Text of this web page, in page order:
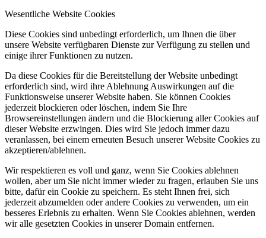
Wesentliche Website Cookies
Diese Cookies sind unbedingt erforderlich, um Ihnen die über
unsere Website verfügbaren Dienste zur Verfügung zu stellen und
einige ihrer Funktionen zu nutzen.
Da diese Cookies für die Bereitstellung der Website unbedingt
erforderlich sind, wird ihre Ablehnung Auswirkungen auf die
Funktionsweise unserer Website haben. Sie können Cookies
jederzeit blockieren oder löschen, indem Sie Ihre
Browsereinstellungen ändern und die Blockierung aller Cookies auf
dieser Website erzwingen. Dies wird Sie jedoch immer dazu
veranlassen, bei einem erneuten Besuch unserer Website Cookies zu
akzeptieren/ablehnen.
Wir respektieren es voll und ganz, wenn Sie Cookies ablehnen
wollen, aber um Sie nicht immer wieder zu fragen, erlauben Sie uns
bitte, dafür ein Cookie zu speichern. Es steht Ihnen frei, sich
jederzeit abzumelden oder andere Cookies zu verwenden, um ein
besseres Erlebnis zu erhalten. Wenn Sie Cookies ablehnen, werden
wir alle gesetzten Cookies in unserer Domain entfernen.